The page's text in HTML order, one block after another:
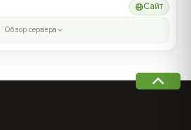
Сайт
Обзор сервера